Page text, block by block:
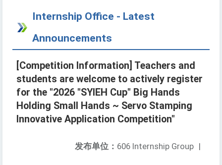
Internship Office - Latest
Announcements
[Competition Information] Teachers and
students are welcome to actively register
for the "2026 "SYIEH Cup" Big Hands
Holding Small Hands ~ Servo Stamping
Innovative Application Competition"
发布单位： 606 Internship Group |